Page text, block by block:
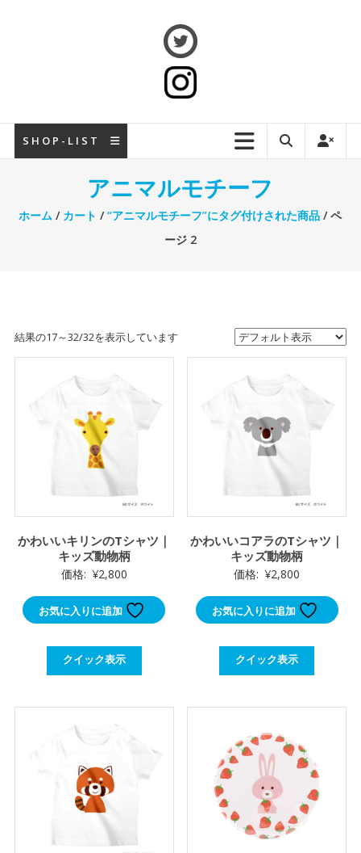
S H O P - L I S T
アニマルモチーフ
ホーム / カート /“アニマルモチーフ”にタグ付けされた商品 / ペ
ージ 2
結果の17～32/32を表示しています
かわいいキリンのTシャツ｜
キッズ動物柄
価格: ¥2,800
お気に入りに追加
クイック表示
かわいいコアラのTシャツ｜
キッズ動物柄
価格: ¥2,800
お気に入りに追加
クイック表示